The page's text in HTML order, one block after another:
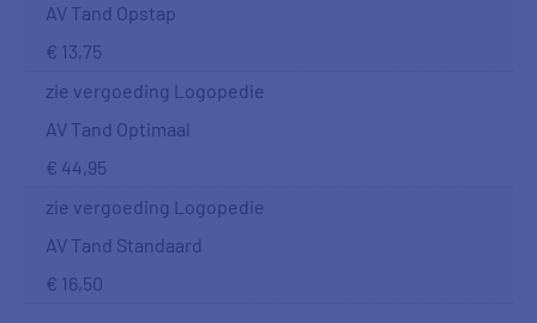
AV Tand Opstap
€ 13,75
zie vergoeding Logopedie
AV Tand Optimaal
€ 44,95
zie vergoeding Logopedie
AV Tand Standaard
€ 16,50